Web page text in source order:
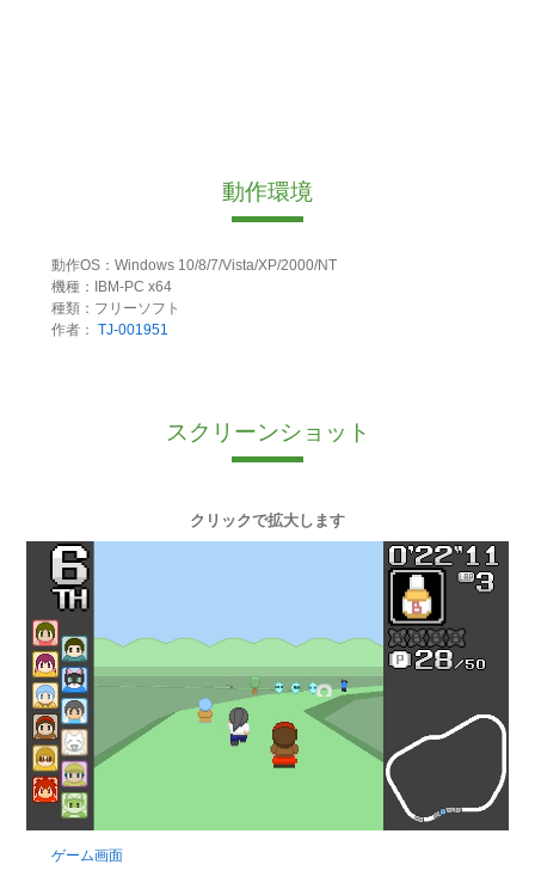
動作環境
動作OS：Windows 10/8/7/Vista/XP/2000/NT
機種：IBM-PC x64
種類：フリーソフト
作者： TJ-001951
スクリーンショット
クリックで拡大します
ゲーム画面